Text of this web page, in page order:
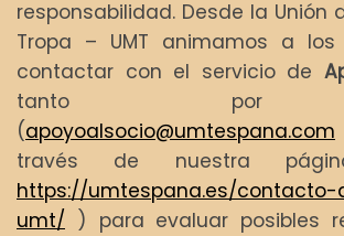
responsabilidad. Desde la Unión
Tropa – UMT animamos a
contactar con el servicio de
tanto por
(apoyoalsocio@umtespana.com
través de nuestra
https://umtespana.es/contacto-
umt/ ) para evaluar posibles